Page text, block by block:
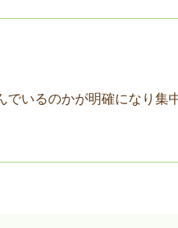
いるのかが明確になり集